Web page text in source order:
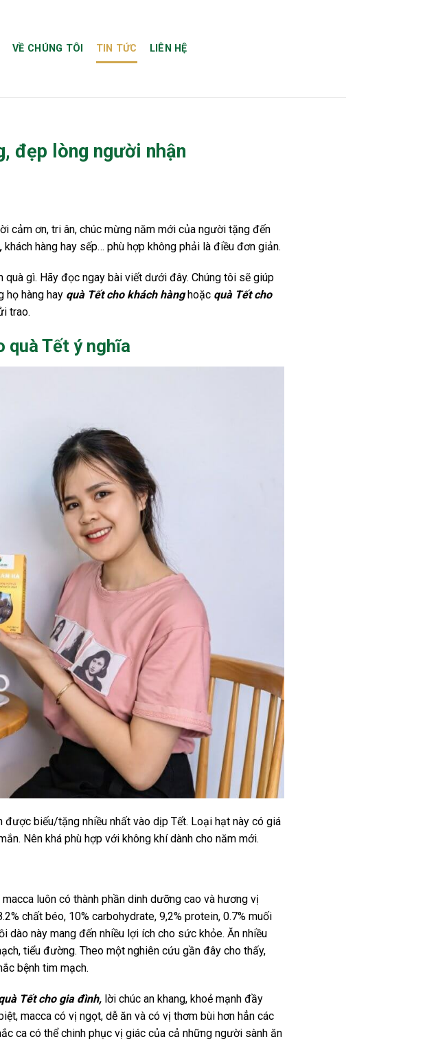
VỀ CHÚNG TÔI TIN TỨC LIÊN HỆ
đẹp lòng người nhận
cảm ơn, tri ân, chúc mừng năm mới của người tặng đến
khách hàng hay sếp… phù hợp không phải là điều đơn giản.
gì. Hãy đọc ngay bài viết dưới đây. Chúng tôi sẽ giúp
họ hàng hay quà Tết cho khách hàng hoặc quà Tết cho
trao.
quà Tết ý nghĩa
được biếu/tặng nhiều nhất vào dịp Tết. Loại hạt này có giá
Nên khá phù hợp với không khí dành cho năm mới.
luôn có thành phần dinh dưỡng cao và hương vị
chất béo, 10% carbohydrate, 9,2% protein, 0.7% muối
dào này mang đến nhiều lợi ích cho sức khỏe. Ăn nhiều
tiểu đường. Theo một nghiên cứu gần đây cho thấy,
bệnh tim mạch.
Tết cho gia đình, lời chúc an khang, khoẻ mạnh đầy
macca có vị ngọt, dễ ăn và có vị thơm bùi hơn hẳn các
ca có thể chinh phục vị giác của cả những người sành ăn